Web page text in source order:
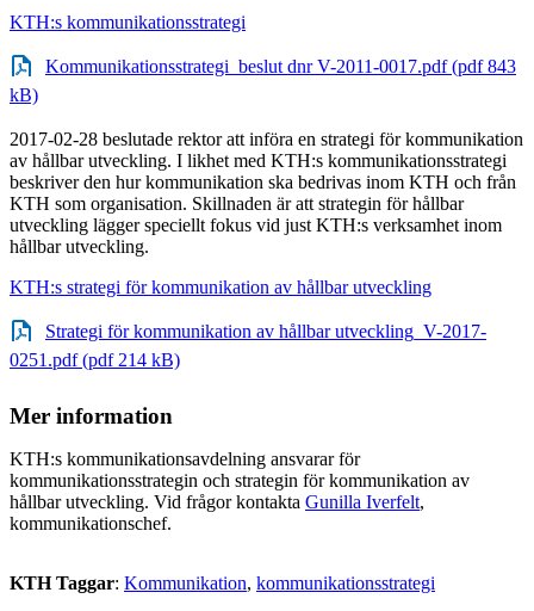
KTH:s kommunikationsstrategi
Kommunikationsstrategi_beslut dnr V-2011-0017.pdf (pdf 843
kB)
2017-02-28 beslutade rektor att införa en strategi för kommunikation
av hållbar utveckling. I likhet med KTH:s kommunikationsstrategi
beskriver den hur kommunikation ska bedrivas inom KTH och från
KTH som organisation. Skillnaden är att strategin för hållbar
utveckling lägger speciellt fokus vid just KTH:s verksamhet inom
hållbar utveckling.
KTH:s strategi för kommunikation av hållbar utveckling
Strategi för kommunikation av hållbar utveckling_V-2017-
0251.pdf (pdf 214 kB)
Mer information
KTH:s kommunikationsavdelning ansvarar för
kommunikationsstrategin och strategin för kommunikation av
hållbar utveckling. Vid frågor kontakta Gunilla Iverfelt,
kommunikationschef.
KTH Taggar: Kommunikation kommunikationsstrategi